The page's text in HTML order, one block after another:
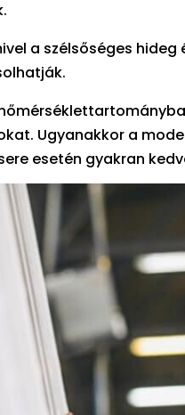
a szélsőséges
Ugyanakkor a
esetén gyakran